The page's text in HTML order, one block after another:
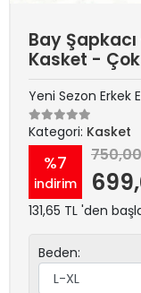
Bay
Kasket - Çok
Yeni Sezon Erkek
Kategori: Kasket
%7
indirim
131,65 TL 'den
Beden: